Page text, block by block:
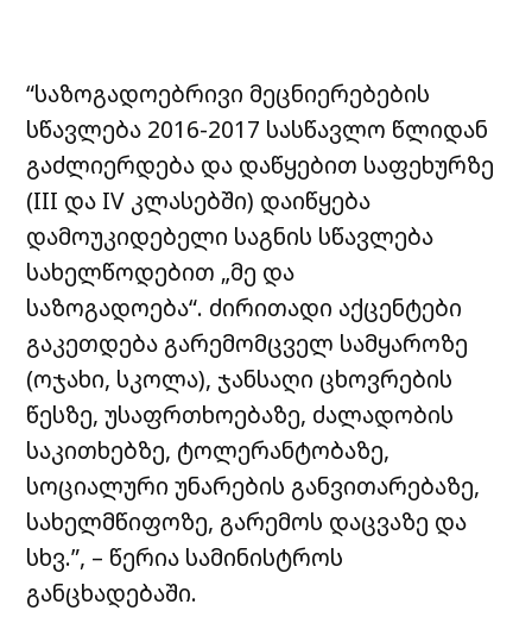
“საზოგადოებრივი მეცნიერებების
სწავლება 2016-2017 სასწავლო წლიდან
გაძლიერდება და დაწყებით საფეხურზე
(III და IV კლასებში) დაიწყება
დამოუკიდებელი საგნის სწავლება
სახელწოდებით „მე და
საზოგადოება“. ძირითადი აქცენტები
გაკეთდება გარემომცველ სამყაროზე
(ოჯახი, სკოლა), ჯანსაღი ცხოვრების
წესზე, უსაფრთხოებაზე, ძალადობის
საკითხებზე, ტოლერანტობაზე,
სოციალური უნარების განვითარებაზე,
სახელმწიფოზე, გარემოს დაცვაზე და
სხვ.”, – წერია სამინისტროს
განცხადებაში.